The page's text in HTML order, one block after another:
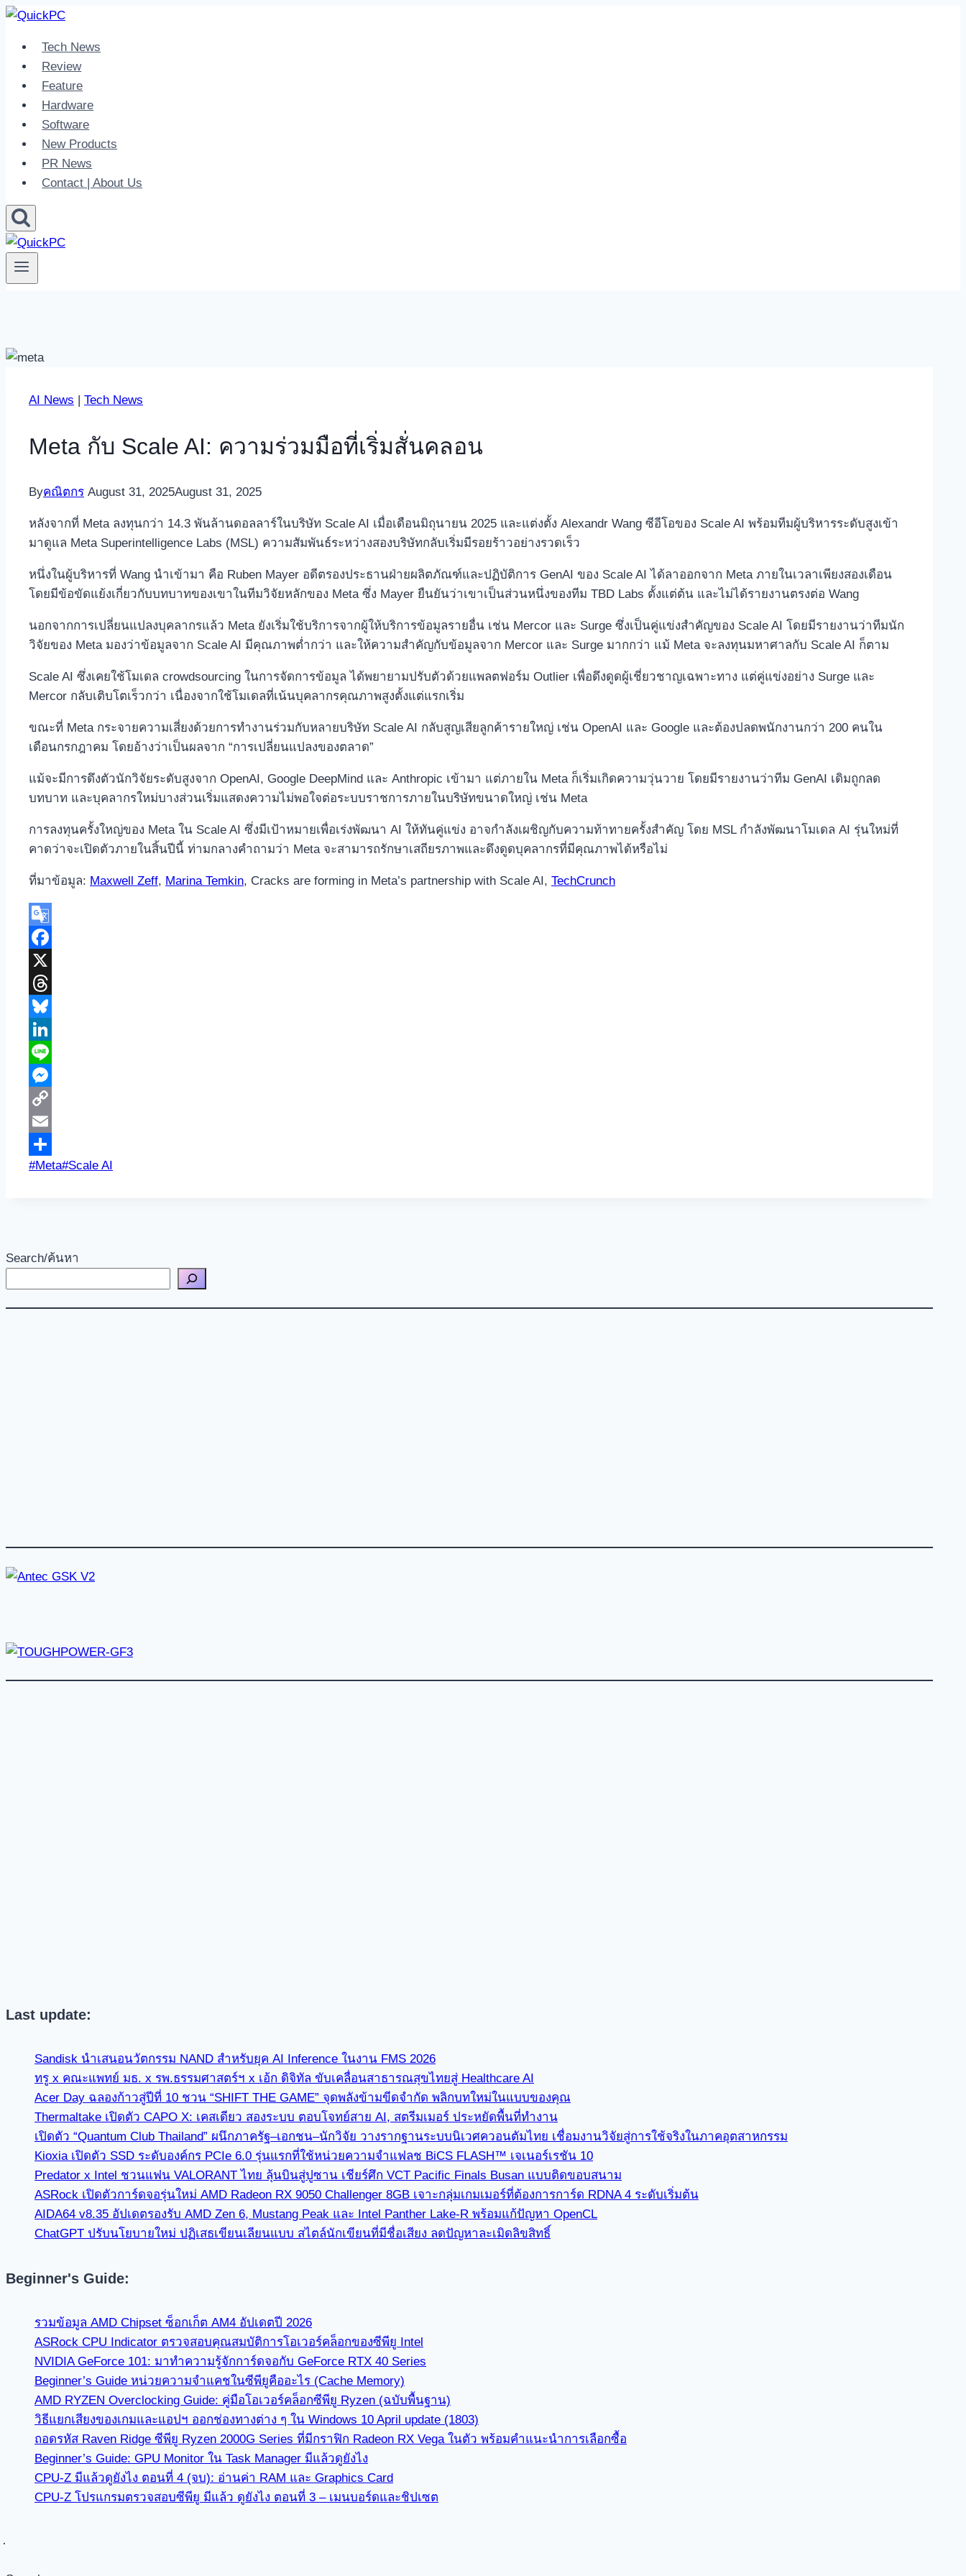
Skip
contentTech News
Review
Feature
Hardware
Software
New Products
PR News
Contact | About Us
AI News | Tech News
Meta กับ Scale AI: ความร่วมมือที่เริ่มสั่นคลอน
Byคณิตกร August 31, 2025August 31, 2025
หลังจากที่ Meta ลงทุนกว่า 14.3 พันล้านดอลลาร์ในบริษัท Scale AI เมื่อเดือนมิถุนายน 2025 และแต่งตั้ง Alexandr Wang ซีอีโอของ Scale AI พร้อมทีมผู้บริหารระดับสูงเข้า
มาดูแล Meta Superintelligence Labs (MSL) ความสัมพันธ์ระหว่างสองบริษัทกลับเริ่มมีรอยร้าวอย่างรวดเร็ว
หนึ่งในผู้บริหารที่ Wang นำเข้ามา คือ Ruben Mayer อดีตรองประธานฝ่ายผลิตภัณฑ์และปฏิบัติการ GenAI ของ Scale AI ได้ลาออกจาก Meta ภายในเวลาเพียงสองเดือน
โดยมีข้อขัดแย้งเกี่ยวกับบทบาทของเขาในทีมวิจัยหลักของ Meta ซึ่ง Mayer ยืนยันว่าเขาเป็นส่วนหนึ่งของทีม TBD Labs ตั้งแต่ต้น และไม่ได้รายงานตรงต่อ Wang
นอกจากการเปลี่ยนแปลงบุคลากรแล้ว Meta ยังเริ่มใช้บริการจากผู้ให้บริการข้อมูลรายอื่น เช่น Mercor และ Surge ซึ่งเป็นคู่แข่งสำคัญของ Scale AI โดยมีรายงานว่าทีมนัก
วิจัยของ Meta มองว่าข้อมูลจาก Scale AI มีคุณภาพต่ำกว่า และให้ความสำคัญกับข้อมูลจาก Mercor และ Surge มากกว่า แม้ Meta จะลงทุนมหาศาลกับ Scale AI ก็ตาม
Scale AI ซึ่งเคยใช้โมเดล crowdsourcing ในการจัดการข้อมูล ได้พยายามปรับตัวด้วยแพลตฟอร์ม Outlier เพื่อดึงดูดผู้เชี่ยวชาญเฉพาะทาง แต่คู่แข่งอย่าง Surge และ
Mercor กลับเติบโตเร็วกว่า เนื่องจากใช้โมเดลที่เน้นบุคลากรคุณภาพสูงตั้งแต่แรกเริ่ม
ขณะที่ Meta กระจายความเสี่ยงด้วยการทำงานร่วมกับหลายบริษัท Scale AI กลับสูญเสียลูกค้ารายใหญ่ เช่น OpenAI และ Google และต้องปลดพนักงานกว่า 200 คนใน
เดือนกรกฎาคม โดยอ้างว่าเป็นผลจาก “การเปลี่ยนแปลงของตลาด”
แม้จะมีการดึงตัวนักวิจัยระดับสูงจาก OpenAI, Google DeepMind และ Anthropic เข้ามา แต่ภายใน Meta ก็เริ่มเกิดความวุ่นวาย โดยมีรายงานว่าทีม GenAI เดิมถูกลด
บทบาท และบุคลากรใหม่บางส่วนเริ่มแสดงความไม่พอใจต่อระบบราชการภายในบริษัทขนาดใหญ่ เช่น Meta
การลงทุนครั้งใหญ่ของ Meta ใน Scale AI ซึ่งมีเป้าหมายเพื่อเร่งพัฒนา AI ให้ทันคู่แข่ง อาจกำลังเผชิญกับความท้าทายครั้งสำคัญ โดย MSL กำลังพัฒนาโมเดล AI รุ่นใหม่ที่
คาดว่าจะเปิดตัวภายในสิ้นปีนี้ ท่ามกลางคำถามว่า Meta จะสามารถรักษาเสถียรภาพและดึงดูดบุคลากรที่มีคุณภาพได้หรือไม่
ที่มาข้อมูล: Maxwell Zeff, Marina Temkin, Cracks are forming in Meta’s partnership with Scale AI, TechCrunch
Google
Translate
Facebook
X
Threads
Bluesky
LinkedIn
Line
Messenger
Copy
Link
Email
Share
Post
#Meta#Scale AI
Search/ค้นหา
Last update:
Sandisk นำเสนอนวัตกรรม NAND สำหรับยุค AI Inference ในงาน FMS 2026
ทรู x คณะแพทย์ มธ. x รพ.ธรรมศาสตร์ฯ x เอ้ก ดิจิทัล ขับเคลื่อนสาธารณสุขไทยสู่ Healthcare AI
Acer Day ฉลองก้าวสู่ปีที่ 10 ชวน “SHIFT THE GAME” จุดพลังข้ามขีดจำกัด พลิกบทใหม่ในแบบของคุณ
Thermaltake เปิดตัว CAPO X: เคสเดียว สองระบบ ตอบโจทย์สาย AI, สตรีมเมอร์ ประหยัดพื้นที่ทำงาน
เปิดตัว “Quantum Club Thailand” ผนึกภาครัฐ–เอกชน–นักวิจัย วางรากฐานระบบนิเวศควอนตัมไทย เชื่อมงานวิจัยสู่การใช้จริงในภาคอุตสาหกรรม
Kioxia เปิดตัว SSD ระดับองค์กร PCIe 6.0 รุ่นแรกที่ใช้หน่วยความจำแฟลช BiCS FLASH™ เจเนอร์เรชัน 10
Predator x Intel ชวนแฟน VALORANT ไทย ลุ้นบินสู่ปูซาน เชียร์ศึก VCT Pacific Finals Busan แบบติดขอบสนาม
ASRock เปิดตัวการ์ดจอรุ่นใหม่ AMD Radeon RX 9050 Challenger 8GB เจาะกลุ่มเกมเมอร์ที่ต้องการการ์ด RDNA 4 ระดับเริ่มต้น
AIDA64 v8.35 อัปเดตรองรับ AMD Zen 6, Mustang Peak และ Intel Panther Lake-R พร้อมแก้ปัญหา OpenCL
ChatGPT ปรับนโยบายใหม่ ปฏิเสธเขียนเลียนแบบ สไตล์นักเขียนที่มีชื่อเสียง ลดปัญหาละเมิดลิขสิทธิ์
Beginner's Guide:
รวมข้อมูล AMD Chipset ซ็อกเก็ต AM4 อัปเดตปี 2026
ASRock CPU Indicator ตรวจสอบคุณสมบัติการโอเวอร์คล็อกของซีพียู Intel
NVIDIA GeForce 101: มาทำความรู้จักการ์ดจอกับ GeForce RTX 40 Series
Beginner’s Guide หน่วยความจำแคชในซีพียูคืออะไร (Cache Memory)
AMD RYZEN Overclocking Guide: คู่มือโอเวอร์คล็อกซีพียู Ryzen (ฉบับพื้นฐาน)
วิธีแยกเสียงของเกมและแอปฯ ออกช่องทางต่าง ๆ ใน Windows 10 April update (1803)
ถอดรหัส Raven Ridge ซีพียู Ryzen 2000G Series ที่มีกราฟิก Radeon RX Vega ในตัว พร้อมคำแนะนำการเลือกซื้อ
Beginner’s Guide: GPU Monitor ใน Task Manager มีแล้วดูยังไง
CPU-Z มีแล้วดูยังไง ตอนที่ 4 (จบ): อ่านค่า RAM และ Graphics Card
CPU-Z โปรแกรมตรวจสอบซีพียู มีแล้ว ดูยังไง ตอนที่ 3 – เมนบอร์ดและชิปเซต